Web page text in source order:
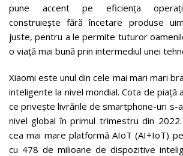
pune accent pe eficiența
construiește fără încetare produse
juste, pentru a le permite tuturor
o viață mai bună prin intermediul unei
Xiaomi este unul din cele mai mari mari
inteligente la nivel mondial. Cota de piață
ce privește livrările de smartphone-uri s-
nivel global în primul trimestru din
cea mai mare platformă AIoT (AI+IoT)
cu 478 de milioane de dispozitive